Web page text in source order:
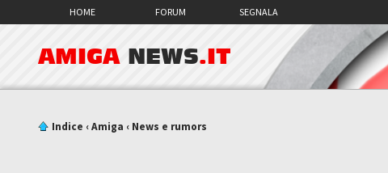
HOME FORUM SEGNALA
AMIGA NEWS.IT
Indice ‹Amiga ‹ News e rumors